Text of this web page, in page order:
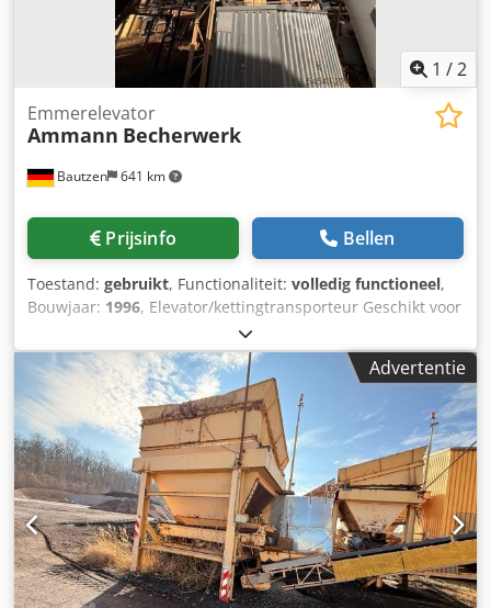
1 /2
Bautzen 641 km
Emmerelevator
Ammann Becherwerk
Prijsinfo Bellen
Toestand: gebruikt, Functionaliteit: volledig functioneel,
Bouwjaar: 1996, Elevator/kettingtransporteur Geschikt voor
het transporteren van bulkgoederen Hoogte: 26 m Cjdjzq S
Daspfx Ahcoha
Advertentie